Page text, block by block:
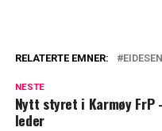
RELATERTE EMNER: EIDESEN
NESTE
Nytt styret i Karmøy FrP
leder